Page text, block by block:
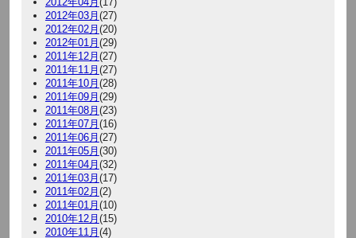
2012年03月 (27)
2012年02月 (20)
2012年01月 (29)
2011年12月 (27)
2011年11月 (27)
2011年10月 (28)
2011年09月 (29)
2011年08月 (23)
2011年07月 (16)
2011年06月 (27)
2011年05月 (30)
2011年04月 (32)
2011年03月 (17)
2011年02月 (2)
2011年01月 (10)
2010年12月 (15)
2010年11月 (4)